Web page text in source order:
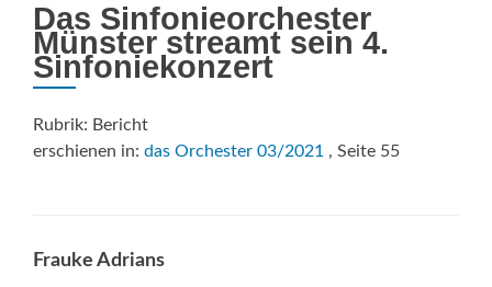
Das Sinfonieorchester
Münster streamt sein 4.
Sinfoniekonzert
Rubrik: Bericht
erschienen in: das Orchester 03/2021 , Seite 55
Frauke Adrians